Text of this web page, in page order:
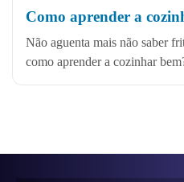
Como aprender a
Não aguenta mais não saber
como aprender a cozinhar